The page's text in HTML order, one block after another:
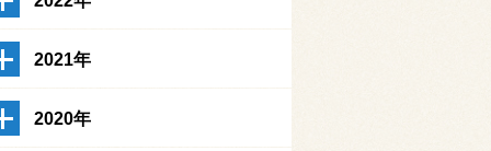
2021年
2020年